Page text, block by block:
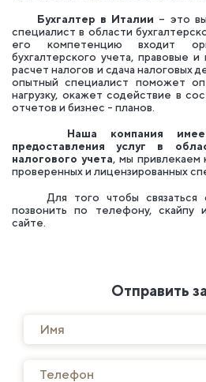
Бухгалтер в Италии – это
специалист в области
его компетенцию входит
бухгалтерского учета, правовые и
расчет налогов и сдача налоговых
опытный специалист поможет
нагрузку, окажет содействие в
отчетов и бизнес - планов.
Наша компания имеет
предоставления услуг в
налогового учета, мы привлекаем
проверенных и лицензированных
Для того чтобы связаться с
позвонить по телефону, скайпу
сайте.
Отправить